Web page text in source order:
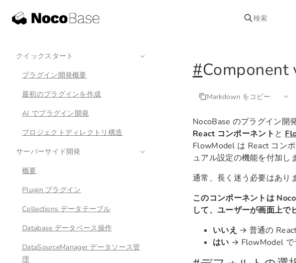
検索
クイックスタート
プラグイン開発概要
最初のプラグインを作成
AI でプラグイン開発
プロジェクトディレクトリ構造
サーバーサイド開発
概要
Plugin プラグイン
Collections データテーブル
Database データベース操作
DataSourceManager データソース管
理
#
Markdown をコピー
NocoBase のプラグイン開
React コンポーネント と
FlowModel は React コン
ュアル設定の機能を付加し
通常、長く迷う必要はあり
このコンポーネントは
して、ユーザーが画面上で
いいえ → 普通の
はい → FlowModel で